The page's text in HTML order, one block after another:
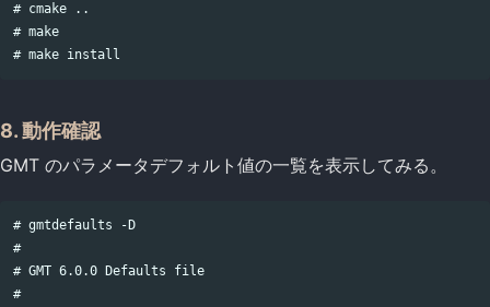
# cmake ..
# make
8. 動作確認
GMT のパラメータデフォルト値の一覧を表示してみる。
# gmtdefaults -D
#
# GMT 6.0.0 Defaults file
#